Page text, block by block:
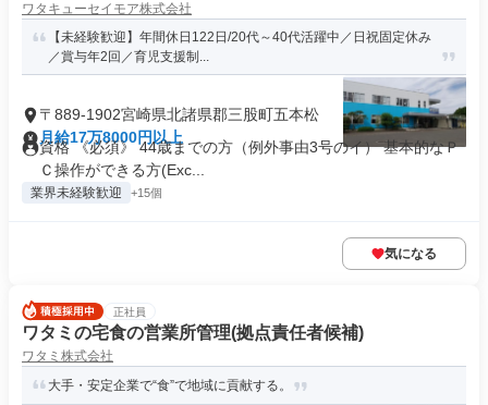
ワタキューセイモア株式会社
【未経験歓迎】年間休日122日/20代～40代活躍中／日祝固定休み
／賞与年2回／育児支援制...
〒889-1902宮崎県北諸県郡三股町五本松
月給17万8000円以上
資格 《必須》 44歳までの方（例外事由3号のイ） 基本的なＰ
Ｃ操作ができる方(Exc...
業界未経験歓迎 +15個
気になる
正社員
ワタミの宅食の営業所管理(拠点責任者候補)
ワタミ株式会社
大手・安定企業で“食”で地域に貢献する。